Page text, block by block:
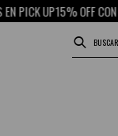
UP15% OFF CON